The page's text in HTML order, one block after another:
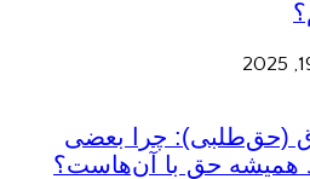
(حق‌طلبی): چرا بعضی
همیشه حق با آن‌هاست؟